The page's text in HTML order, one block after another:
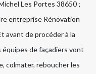
Les Portes 38650 ;
entreprise Rénovation
avant de procéder à la
de façadiers vont
colmater, reboucher les